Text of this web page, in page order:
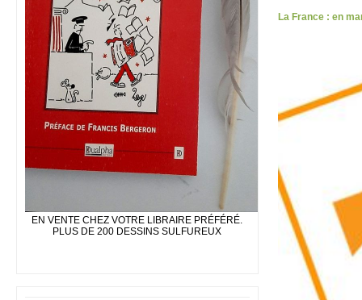
EN VENTE CHEZ VOTRE LIBRAIRE PRÉFÉRÉ.
PLUS DE 200 DESSINS SULFUREUX
La France : en